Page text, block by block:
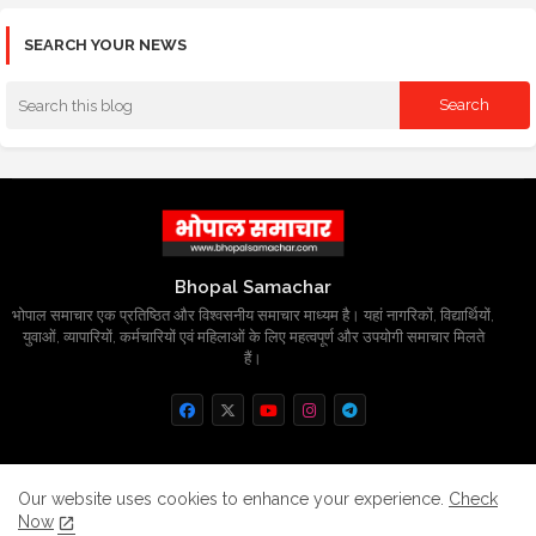
SEARCH YOUR NEWS
Bhopal Samachar
भोपाल समाचार एक प्रतिष्ठित और विश्वसनीय समाचार माध्यम है। यहां नागरिकों, विद्यार्थियों,
युवाओं, व्यापारियों, कर्मचारियों एवं महिलाओं के लिए महत्वपूर्ण और उपयोगी समाचार मिलते
हैं।
Home About Contact us
Privacy Policy
Our website uses cookies to enhance your experience. Check
Now